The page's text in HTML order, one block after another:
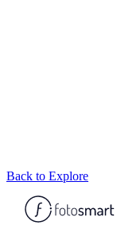
Back to Explore